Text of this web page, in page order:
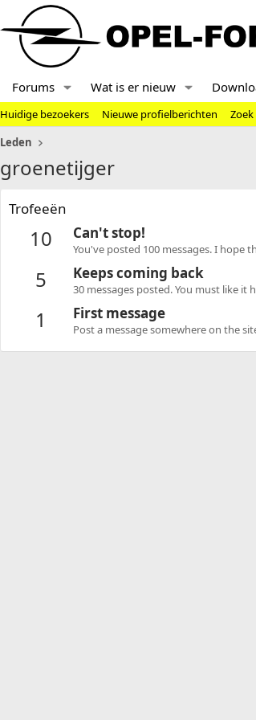
Forums Wat is er nieuw
Huidige bezoekers Nieuwe profielberichten
Leden
groenetijger
Trofeeën
10 Can't stop!
You've posted 100 messages. I hope
5 Keeps coming back
30 messages posted. You must like it
1 First message
Post a message somewhere on the